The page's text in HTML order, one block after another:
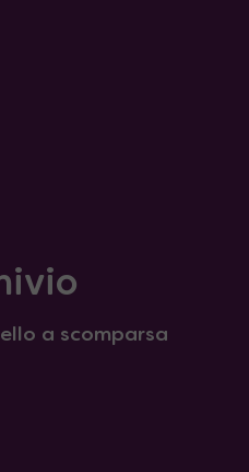
a scomparsa